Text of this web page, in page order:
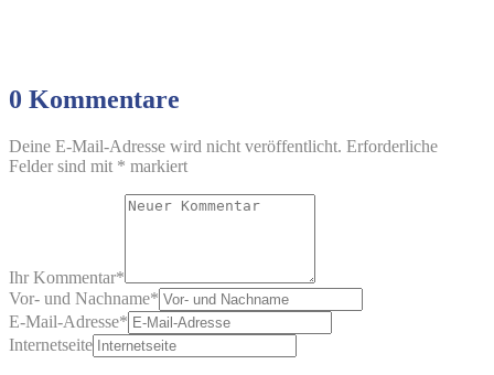
0 Kommentare
Deine E-Mail-Adresse wird nicht veröffentlicht. Erforderliche
Felder sind mit * markiert
Ihr Kommentar*
Vor- und Nachname*
E-Mail-Adresse*
Internetseite